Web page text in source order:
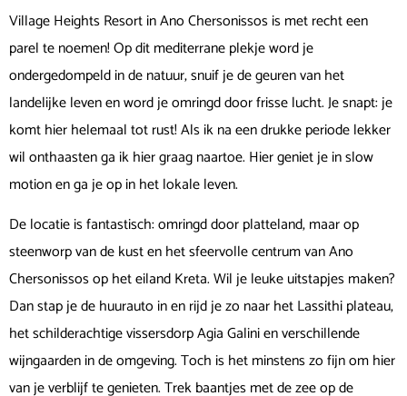
Village Heights Resort in Ano Chersonissos is met recht een
parel te noemen! Op dit mediterrane plekje word je
ondergedompeld in de natuur, snuif je de geuren van het
landelijke leven en word je omringd door frisse lucht. Je snapt: je
komt hier helemaal tot rust! Als ik na een drukke periode lekker
wil onthaasten ga ik hier graag naartoe. Hier geniet je in slow
motion en ga je op in het lokale leven.
De locatie is fantastisch: omringd door platteland, maar op
steenworp van de kust en het sfeervolle centrum van Ano
Chersonissos op het eiland Kreta. Wil je leuke uitstapjes maken?
Dan stap je de huurauto in en rijd je zo naar het Lassithi plateau,
het schilderachtige vissersdorp Agia Galini en verschillende
wijngaarden in de omgeving. Toch is het minstens zo fijn om hier
van je verblijf te genieten. Trek baantjes met de zee op de